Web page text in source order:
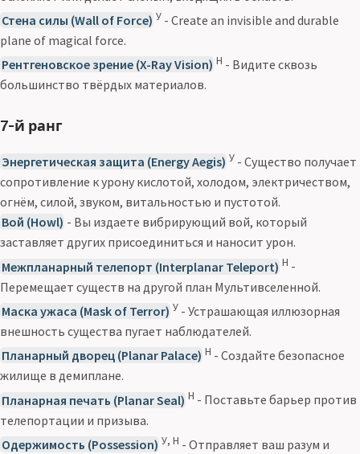
Стена силы (Wall of Force) У - Create an invisible and durable
plane of magical force.
Рентгеновское зрение (X-Ray Vision) Н - Видите сквозь
большинство твёрдых материалов.
7-й ранг
Энергетическая защита (Energy Aegis) У - Существо получает
сопротивление к урону кислотой, холодом, электричеством,
огнём, силой, звуком, витальностью и пустотой.
Вой (Howl) - Вы издаете вибрирующий вой, который
заставляет других присоединиться и наносит урон.
Межпланарный телепорт (Interplanar Teleport) Н -
Перемещает существ на другой план Мультивселенной.
Маска ужаса (Mask of Terror) У - Устрашающая иллюзорная
внешность существа пугает наблюдателей.
Планарный дворец (Planar Palace) Н - Создайте безопасное
жилище в демиплане.
Планарная печать (Planar Seal) Н - Поставьте барьер против
телепортации и призыва.
Одержимость (Possession) У, Н - Отправляет ваш разум и